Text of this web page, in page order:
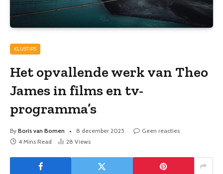
KLUSTIPS
Het opvallende werk van Theo
James in films en tv-
programma’s
By Boris van Bomen 8 december 2025
Geen reacties
4 Mins Read
28 Views